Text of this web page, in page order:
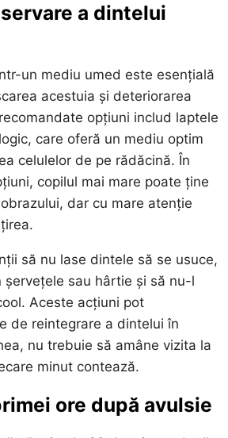
a dintelui
un mediu umed este esențială
acestuia și deteriorarea
opțiuni includ laptele
care oferă un mediu optim
celulelor de pe rădăcină. În
copilul mai mare poate ține
dar cu mare atenție
să nu lase dintele să se usuce,
șervețele sau hârtie și să nu-l
Aceste acțiuni pot
de reintegrare a dintelui în
nu trebuie să amâne vizita la
minut contează.
ore după avulsie